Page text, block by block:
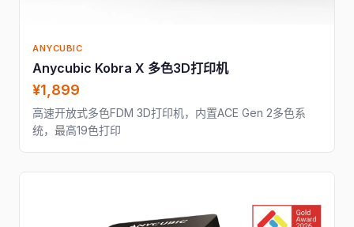
ANYCUBIC
Anycubic Kobra X 多色3D打印机
¥1,899
高速开放式多色FDM 3D打印机，内置ACE Gen 2多色系
统，最高19色打印